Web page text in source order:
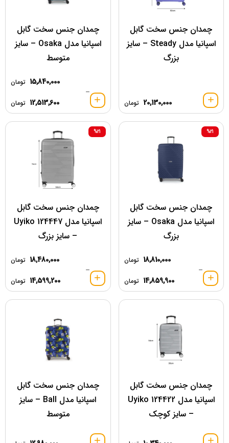
چمدان جنس سخت گابل
اسپانیا مدل Steady – سایز
بزرگ
20,130,000 تومان
چمدان جنس سخت گابل
اسپانیا مدل Osaka – سایز
متوسط
15,840,000 تومان
–
12,513,600 تومان
چمدان جنس سخت گابل
اسپانیا مدل Osaka – سایز
بزرگ
18,810,000 تومان
–
14,859,900 تومان
چمدان جنس سخت گابل
اسپانیا مدل 124447 Uyiko
– سایز بزرگ
18,480,000 تومان
–
14,599,200 تومان
چمدان جنس سخت گابل
اسپانیا مدل 124422 Uyiko
– سایز کوچک
چمدان جنس سخت گابل
اسپانیا مدل Ball – سایز
متوسط